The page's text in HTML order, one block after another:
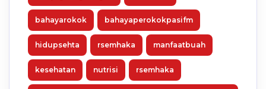
bahayarokok bahayaperokokpasifm
hidupsehta rsemhaka manfaatbuah
kesehatan nutrisi rsemhaka